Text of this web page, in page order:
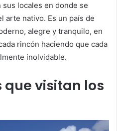
sus locales en donde se
arte nativo. Es un país de
alegre y tranquilo, en
rincón haciendo que cada
inolvidable.
que visitan los